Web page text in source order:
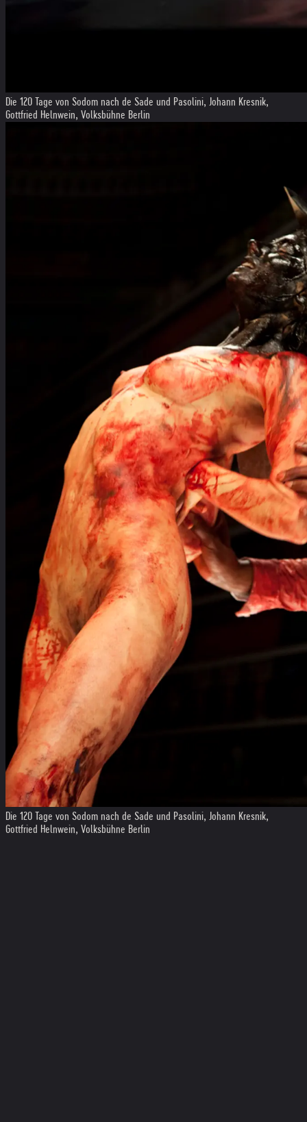
Die 120 Tage von Sodom nach de Sade und Pasolini, Johann Kresnik,
Gottfried Helnwein, Volksbühne Berlin
Die 120 Tage von Sodom nach de Sade und Pasolini, Johann Kresnik,
Gottfried Helnwein, Volksbühne Berlin